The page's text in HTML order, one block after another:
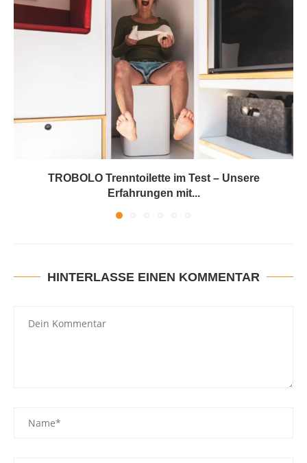
TROBOLO Trenntoilette im Test – Unsere
Erfahrungen mit...
HINTERLASSE EINEN KOMMENTAR